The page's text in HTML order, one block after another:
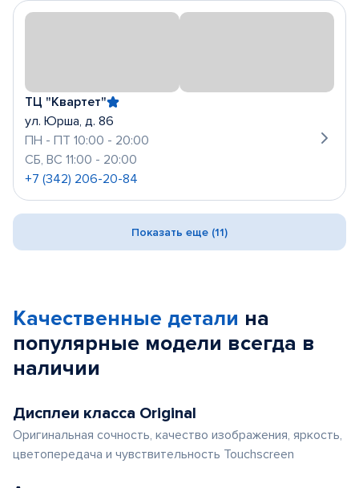
ТЦ "Квартет"
ул. Юрша, д. 86
ПН - ПТ 10:00 - 20:00
СБ, ВС 11:00 - 20:00
+7 (342) 206-20-84
Показать еще (11)
Качественные детали на
популярные модели всегда в
наличии
Дисплеи класса Original
Оригинальная сочность, качество изображения, яркость,
цветопередача и чувствительность Touchscreen